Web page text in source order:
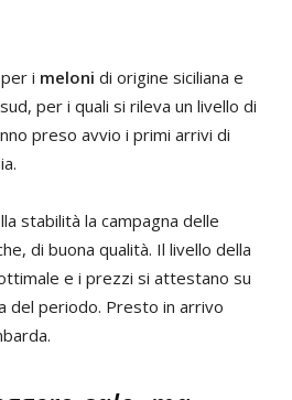
i meloni di origine siciliana e
per i quali si rileva un livello di
preso avvio i primi arrivi di
stabilità la campagna delle
di buona qualità. Il livello della
e i prezzi si attestano su
del periodo. Presto in arrivo